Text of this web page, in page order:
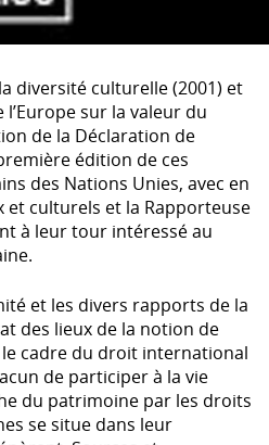
diversité culturelle (2001) et
sur la valeur du
de la Déclaration de
édition de ces
des Nations Unies, avec en
culturels et la Rapporteuse
à leur tour intéressé au
et les divers rapports de la
des lieux de la notion de
le cadre du droit international
de participer à la vie
du patrimoine par les droits
se situe dans leur